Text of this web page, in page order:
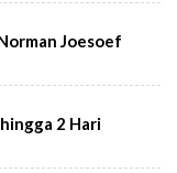
Joesoef
2 Hari